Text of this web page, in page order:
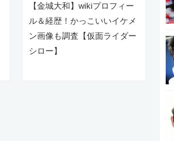
【金城大和】wikiプロフィー
ル＆経歴！かっこいいイケメ
ン画像も調査【仮面ライダー
シロー】